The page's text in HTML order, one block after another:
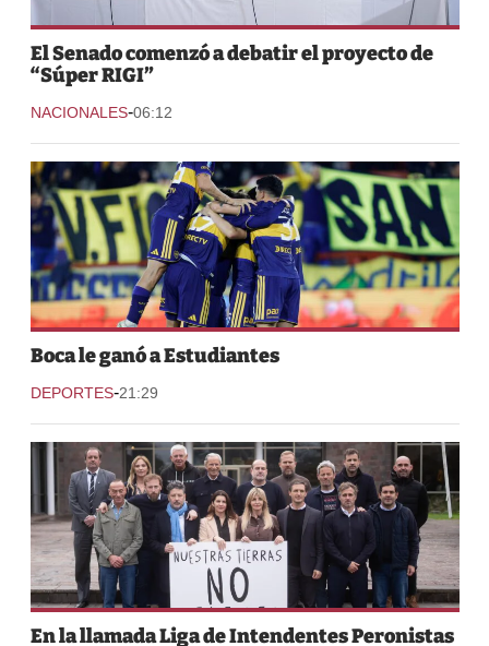
El Senado comenzó a debatir el proyecto de
“Súper RIGI”
NACIONALES-06:12
Boca le ganó a Estudiantes
DEPORTES-21:29
En la llamada Liga de Intendentes Peronistas